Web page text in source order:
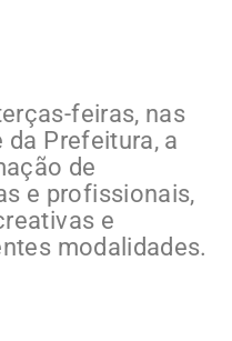
feiras, nas
Prefeitura, a
de
e profissionais,
e
modalidades.